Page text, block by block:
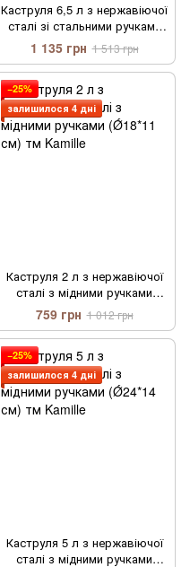
Каструля 6,5 л з нержавіючої
сталі зі стальними ручками
та з семишаровим дном
(Ǿ24*14,5 см) тм Kamille
1 135 грн 1 513 грн
−25%
залишилося 4 дні
Каструля 2 л з нержавіючої
сталі з мідними ручками
(Ǿ18*11 см) тм Kamille
759 грн 1 012 грн
−25%
залишилося 4 дні
Каструля 5 л з нержавіючої
сталі з мідними ручками